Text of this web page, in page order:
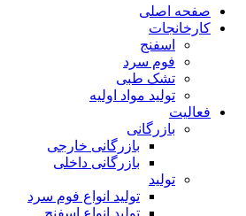
صفحه اصلی
کارخانجات
اسفنج
فوم سرد
تشک طبی
تولید مواد اولیه
فعالیت
بازرگانی
بازرگانی خارجی
بازرگانی داخلی
تولید
تولید انواع فوم سرد
تولید انواع اسفنج